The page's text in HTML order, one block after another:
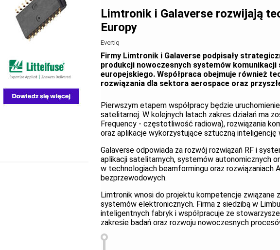
Limtronik i Galaverse rozwijają
Europy
Evertiq
Firmy Limtronik i Galaverse podpisały
produkcji nowoczesnych systemów
europejskiego. Współpraca obejmuje również
rozwiązania dla sektora aerospace oraz
Pierwszym etapem współpracy będzie
satelitarnej. W kolejnych latach zakres działań ma
Frequency - częstotliwość radiowa), rozwiązania
oraz aplikacje wykorzystujące sztuczną
Galaverse odpowiada za rozwój rozwiązań RF i
aplikacji satelitarnych, systemów autonomicznych
w technologiach beamformingu oraz rozwiązaniach
bezprzewodowych.
Limtronik wnosi do projektu kompetencje związane
systemów elektronicznych. Firma z siedzibą w
inteligentnych fabryk i współpracuje ze
zakresie badań oraz rozwoju nowoczesnych